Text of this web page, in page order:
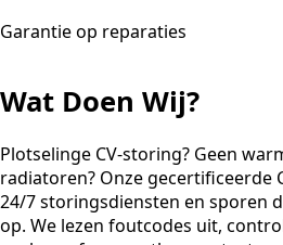
Garantie op reparaties
Wat Doen Wij?
Plotselinge CV-storing? Geen
radiatoren? Onze gecertificeerde
24/7 storingsdiensten en sporen
op. We lezen foutcodes uit,